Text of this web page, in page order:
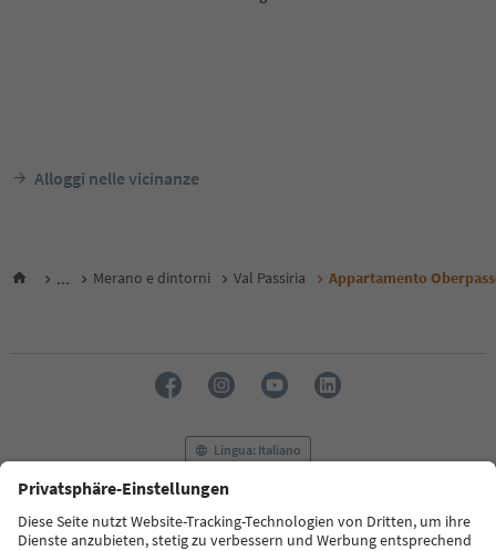
Alloggi nelle vicinanze
... Merano e dintorni Val Passiria Appartamento
Lingua: Italiano
FAQ Contatti Press MICE
Privacy Policy